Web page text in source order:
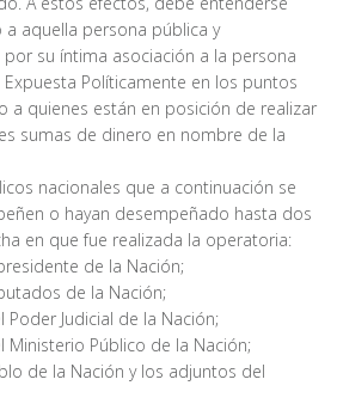
aquella persona pública y
su íntima asociación a la persona
Políticamente en los puntos
a quienes están en posición de realizar
sumas de dinero en nombre de la
nacionales que a continuación se
o hayan desempeñado hasta dos
en que fue realizada la operatoria:
de la Nación;
de la Nación;
Judicial de la Nación;
Ministerio Público de la Nación;
de la Nación y los adjuntos del